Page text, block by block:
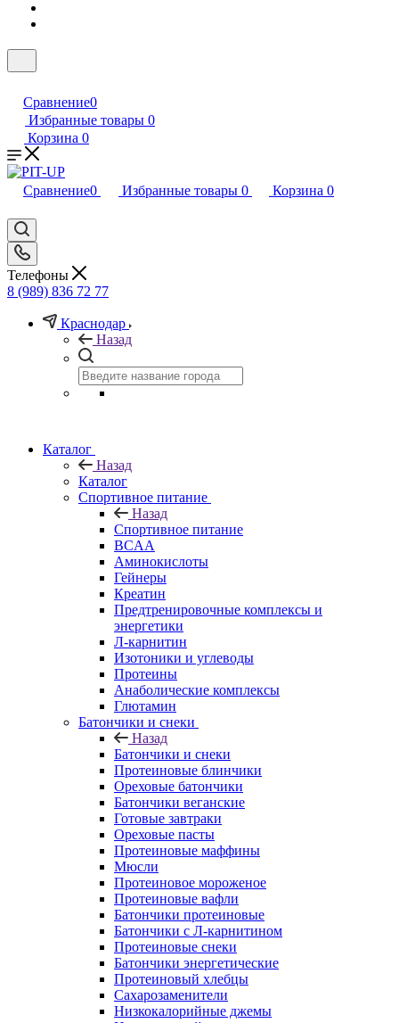
Сравнение0
Избранные товары 0
Корзина 0
Сравнение0 Избранные товары 0 Корзина 0
Телефоны
8 (989) 836 72 77
Краснодар
Назад
Каталог
Назад
Каталог
Спортивное питание
Назад
Спортивное питание
BCAA
Аминокислоты
Гейнеры
Креатин
Предтренировочные комплексы и
энергетики
Л-карнитин
Изотоники и углеводы
Протеины
Анаболические комплексы
Глютамин
Батончики и снеки
Назад
Батончики и снеки
Протеиновые блинчики
Ореховые батончики
Батончики веганские
Готовые завтраки
Ореховые пасты
Протеиновые маффины
Мюсли
Протеиновое мороженое
Протеиновые вафли
Батончики протеиновые
Батончики с Л-карнитином
Протеиновые снеки
Батончики энергетические
Протеиновый хлебцы
Сахарозаменители
Низкокалорийные джемы